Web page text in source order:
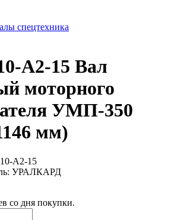
спецтехника
А2-15 Вал
моторного
УМП-350
мм)
А2-15
УРАЛКАРД
со дня покупки.